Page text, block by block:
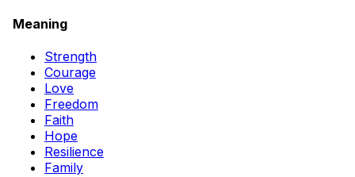
Meaning
Strength
Courage
Love
Freedom
Faith
Hope
Resilience
Family